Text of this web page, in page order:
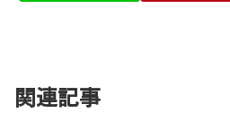
関連記事